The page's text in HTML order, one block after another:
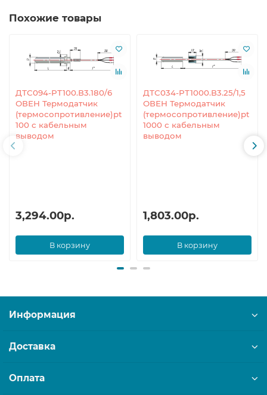
Похожие товары
ДТС094-РТ100.В3.180/6
ОВЕН Термодатчик
(термосопротивление)pt
100 с кабельным
выводом
3,294.00р.
В корзину
ДТС034-РТ1000.В3.25/1,5
ОВЕН Термодатчик
(термосопротивление)pt
1000 с кабельным
выводом
1,803.00р.
В корзину
Информация
Доставка
Оплата